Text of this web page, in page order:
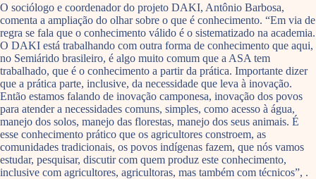
O sociólogo e coordenador do projeto DAKI, Antônio Barbosa,
comenta a ampliação do olhar sobre o que é conhecimento. “Em via de
regra se fala que o conhecimento válido é o sistematizado na academia.
O DAKI está trabalhando com outra forma de conhecimento que aqui,
no Semiárido brasileiro, é algo muito comum que a ASA tem
trabalhado, que é o conhecimento a partir da prática. Importante dizer
que a prática parte, inclusive, da necessidade que leva à inovação.
Então estamos falando de inovação camponesa, inovação dos povos
para atender a necessidades comuns, simples, como acesso à água,
manejo dos solos, manejo das florestas, manejo dos seus animais. É
esse conhecimento prático que os agricultores constroem, as
comunidades tradicionais, os povos indígenas fazem, que nós vamos
estudar, pesquisar, discutir com quem produz este conhecimento,
inclusive com agricultores, agricultoras, mas também com técnicos”, .